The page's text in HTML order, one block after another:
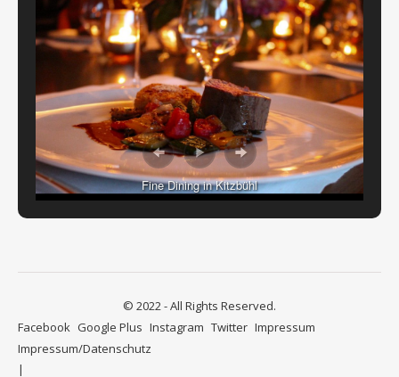
Fine Dining in Kitzbühl
© 2022 - All Rights Reserved.
Facebook Google Plus Instagram Twitter Impressum
Impressum/Datenschutz